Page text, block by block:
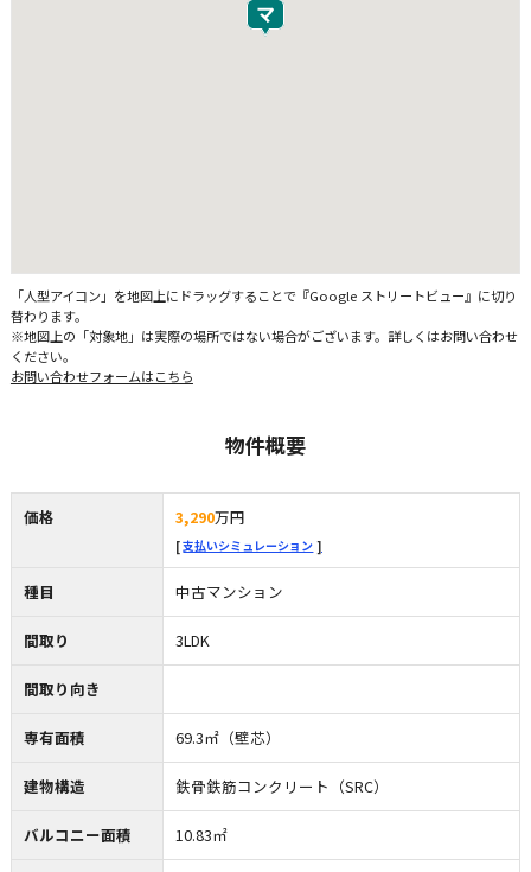
「人型アイコン」を地図上にドラッグすることで『Google ストリートビュー』に切り
替わります。
※地図上の「対象地」は実際の場所ではない場合がございます。詳しくはお問い合わせ
ください。
お問い合わせフォームはこちら
物件概要
価格 3,290万円
支払いシミュレーション
種目 中古マンション
間取り 3LDK
間取り向き
専有面積 69.3㎡（壁芯）
建物構造 鉄骨鉄筋コンクリート（SRC）
バルコニー面積 10.83㎡